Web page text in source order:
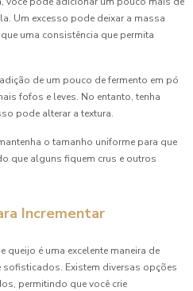
Um excesso pode deixar a massa
uma consistência que permita
de um pouco de fermento em pó
fofos e leves. No entanto, tenha
pode alterar a textura.
o tamanho uniforme para que
que alguns fiquem crus e outros
Incrementar
é uma excelente maneira de
Existem diversas opções
permitindo que você crie